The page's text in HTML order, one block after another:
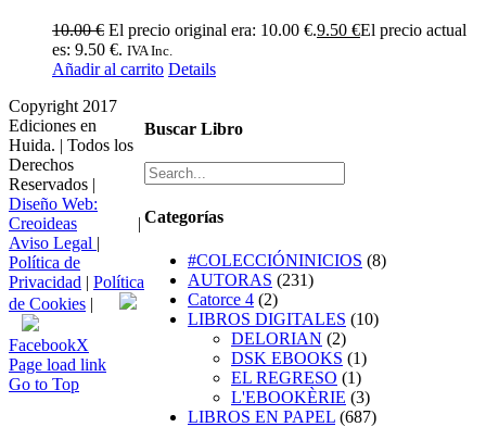
10.00€ El precio original era: 10.00 €.9.50 €El precio actual
es: 9.50 €. IVA Inc.
Añadir al carrito Details
Buscar Libro
Categorías
#COLECCIÓNINICIOS (8)
AUTORAS (231)
Catorce 4 (2)
LIBROS DIGITALES (10)
DELORIAN (2)
DSK EBOOKS (1)
EL REGRESO (1)
L'EBOOKÈRIE (3)
LIBROS EN PAPEL (687)
Copyright 2017
Ediciones en
Huida. | Todos los
Derechos
Reservados |
Diseño Web:
Creoideas |
Aviso Legal |
Política de
Privacidad | Política
de Cookies |
FacebookX
Page load link
Go to Top